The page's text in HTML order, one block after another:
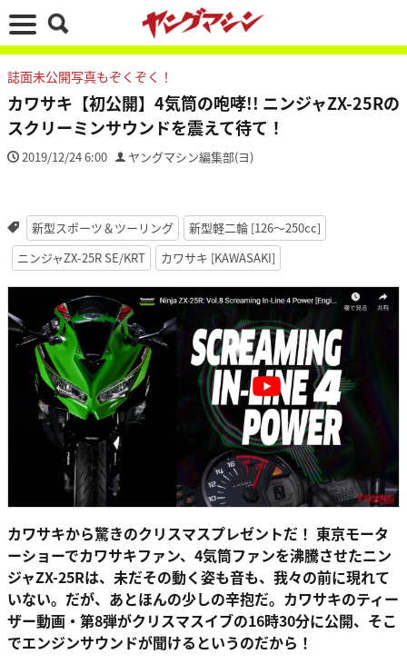
誌面未公開写真もぞくぞく！
カワサキ【初公開】4気筒の咆哮!! ニンジャZX-25Rの
スクリーミンサウンドを震えて待て！
2019/12/24 6:00 ヤングマシン編集部(ヨ)
新型スポーツ＆ツーリング
新型軽二輪 [126〜250cc]
ニンジャZX-25R SE/KRT
カワサキ [KAWASAKI]
カワサキから驚きのクリスマスプレゼントだ！ 東京モータ
ーショーでカワサキファン、4気筒ファンを沸騰させたニン
ジャZX-25Rは、未だその動く姿も音も、我々の前に現れて
いない。だが、あとほんの少しの辛抱だ。カワサキのティー
ザー動画・第8弾がクリスマスイブの16時30分に公開、そこ
でエンジンサウンドが聞けるというのだから！